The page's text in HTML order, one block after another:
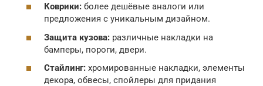
Коврики: более дешёвые аналоги или
предложения с уникальным дизайном.
Защита кузова: различные накладки на
бамперы, пороги, двери.
Стайлинг: хромированные накладки, элементы
декора, обвесы, спойлеры для придания